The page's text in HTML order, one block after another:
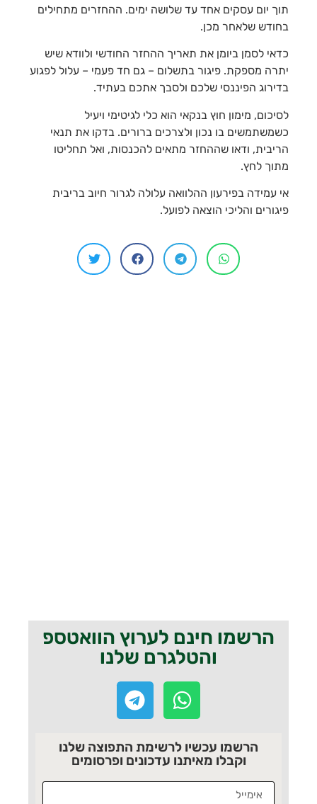
תוך יום עסקים אחד עד שלושה ימים. ההחזרים מתחילים
בחודש שלאחר מכן.
כדאי לסמן ביומן את תאריך ההחזר החודשי ולוודא שיש
יתרה מספקת. פיגור בתשלום – גם חד פעמי – עלול לפגוע
בדירוג הפיננסי שלכם ולסבך אתכם בעתיד.
לסיכום, מימון חוץ בנקאי הוא כלי לגיטימי ויעיל
כשמשתמשים בו נכון ולצרכים ברורים. בדקו את תנאי
הריבית, ודאו שההחזר מתאים להכנסות, ואל תחליטו
מתוך לחץ.
אי עמידה בפירעון ההלוואה עלולה לגרור חיוב בריבית
פיגורים והליכי הוצאה לפועל.
הרשמו חינם לערוץ הוואטספ
והטלגרם שלנו
הרשמו עכשיו לרשימת התפוצה שלנו
וקבלו מאיתנו עדכונים ופרסומים